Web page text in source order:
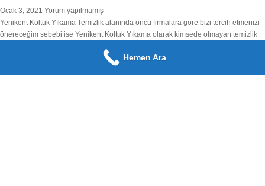
Ocak 3, 2021 Yorum yapılmamış
Yenikent Koltuk Yıkama Temizlik alanında öncü firmalara göre bizi tercih etmenizi
önereceğim sebebi ise Yenikent Koltuk Yıkama olarak kimsede olmayan temizlik
Hemen Ara